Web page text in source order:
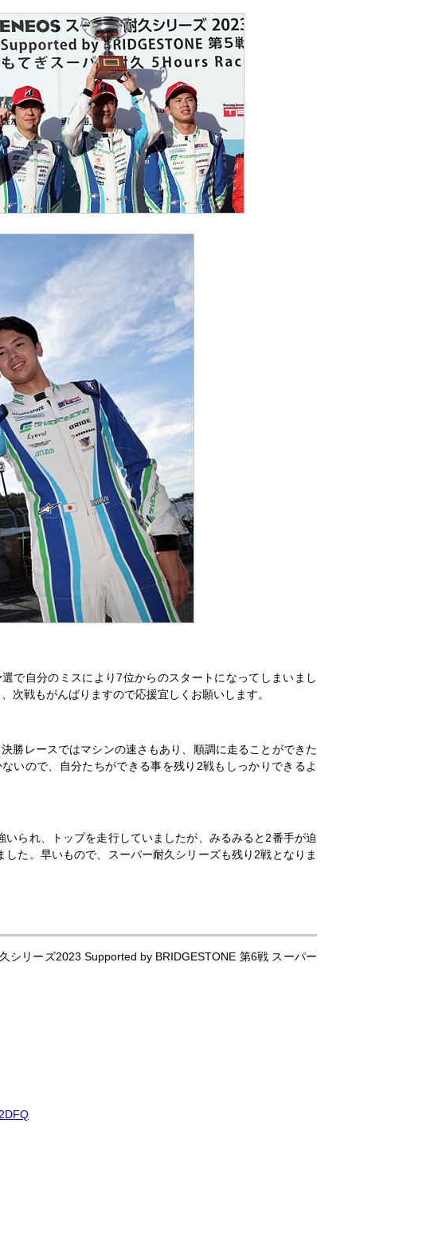
で自分のミスにより7位からのスタートになってしまいまし
次戦もがんばりますので応援宜しくお願いします。
勝レースではマシンの速さもあり、順調に走ることができた
いので、自分たちができる事を残り2戦もしっかりできるよ
られ、トップを走行していましたが、みるみると2番手が迫
た。早いもので、スーパー耐久シリーズも残り2戦となりま
リーズ2023 Supported by BRIDGESTONE 第6戦 スーパー